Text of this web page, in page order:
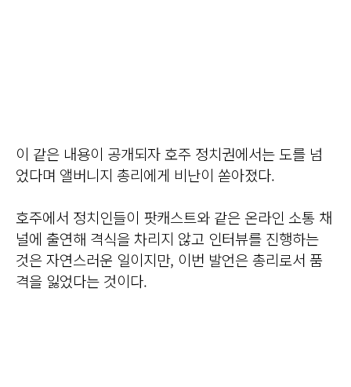
이 같은 내용이 공개되자 호주 정치권에서는 도를 넘
었다며 앨버니지 총리에게 비난이 쏟아졌다.
호주에서 정치인들이 팟캐스트와 같은 온라인 소통 채
널에 출연해 격식을 차리지 않고 인터뷰를 진행하는
것은 자연스러운 일이지만, 이번 발언은 총리로서 품
격을 잃었다는 것이다.